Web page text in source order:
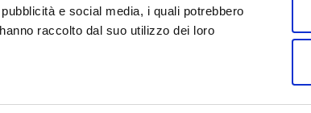
e social media, i quali potrebbero
raccolto dal suo utilizzo dei loro
IT